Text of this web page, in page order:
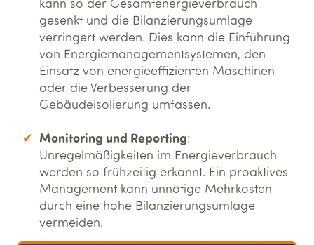
gesenkt und die Bilanzierungsumlage
verringert werden. Dies kann die Einführung
von Energiemanagementsystemen, den
Einsatz von energieeffizienten Maschinen
oder die Verbesserung der
Gebäudeisolierung umfassen.
Monitoring und Reporting:
Unregelmäßigkeiten im Energieverbrauch
werden so frühzeitig erkannt. Ein proaktives
Management kann unnötige Mehrkosten
durch eine hohe Bilanzierungsumlage
vermeiden.